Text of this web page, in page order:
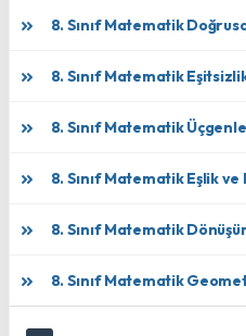
8. Sınıf Matematik
8. Sınıf Matematik
8. Sınıf Matematik
8. Sınıf Matematik Eşlik
8. Sınıf Matematik
8. Sınıf Matematik